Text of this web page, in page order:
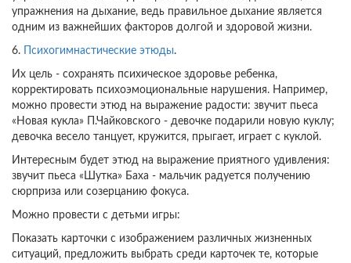
упражнения на дыхание, ведь правильное дыхание является
одним из важнейших факторов долгой и здоровой жизни.
6. Психогимнастические этюды.
Их цель - сохранять психическое здоровье ребенка,
корректировать психоэмоциональные нарушения. Например,
можно провести этюд на выражение радости: звучит пьеса
«Новая кукла» П.Чайковского - девочке подарили новую куклу;
девочка весело танцует, кружится, прыгает, играет с куклой.
Интересным будет этюд на выражение приятного удивления:
звучит пьеса «Шутка» Баха - мальчик радуется получению
сюрприза или созерцанию фокуса.
Можно провести с детьми игры:
Показать карточки с изображением различных жизненных
ситуаций, предложить выбрать среди карточек те, которые